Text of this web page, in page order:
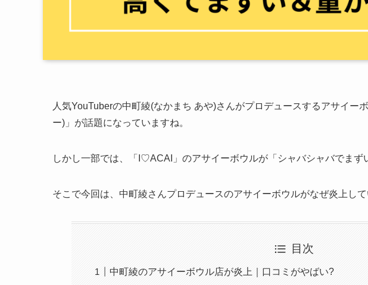
人気YouTuberの中町綾(なかまち あや)さんがプロデュースするアサイー
ー)」が話題になっていますね。
しかし一部では、「I♡ACAI」のアサイーボウルが「シャバシャバでまず
そこで今回は、中町綾さんプロデュースのアサイーボウルがなぜ炎上して
目次
中町綾のアサイーボウル店が炎上｜口コミがやばい?